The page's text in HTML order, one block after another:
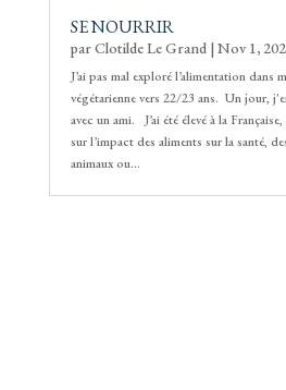
SE NOURRIR
parClotilde Le Grand| Nov 1,
J’ai pas mal exploré l’alimentation dans
végétarienne vers 22/23 ans. Un jour,
avec un ami. J’ai été élevé à la
sur l’impact des aliments sur la santé,
animaux ou...